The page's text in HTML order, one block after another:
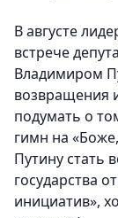
В августе
встрече
Владимиром
возвращения
подумать о
гимн на
Путину стать
государства
инициатив»,